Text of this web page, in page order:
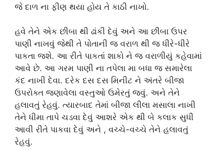
જે દાળ ના ફીણ થયા હોય તે કાઠી નાખો.
હવે તેને એક છીબા થી ઢાંકી દેવું અને આ છીબા ઉપર
પાણી નાખવું જેથી તે પોતાની જ વરાળ થી જ ધીરે-ધીરે
પાકતા જશે. આ રીતે પાકતાં શાકો ને જ વરાળીયું કહેવામાં
આવે છે. આ ગરમ પાણી ના તપેલા મા બધા જ સમારેલા
કંદ નાખી દેવા. દરેક દસ દસ મિનીટ ને અંતરે બીજા
ઉપરોક્ત જણાવેલા વસ્તુઓ ઉમેરતું જવું. અને તેને
હલાવતું રેહવું. ત્યારબાદ તેમાં બીજા લીલા મસાલા નાખી
તેને ધીમા તાપે ચડવા દેવું આશરે એક થી બે કલાક સુધી
આવી રીતે પાકવા દેવું અને , વચ્ચે-વચ્ચે તેને હલાવતું
રેહવું.